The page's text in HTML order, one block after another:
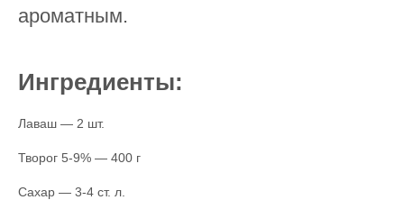
ароматным.
Ингредиенты:
Лаваш — 2 шт.
Творог 5-9% — 400 г
Сахар — 3-4 ст. л.